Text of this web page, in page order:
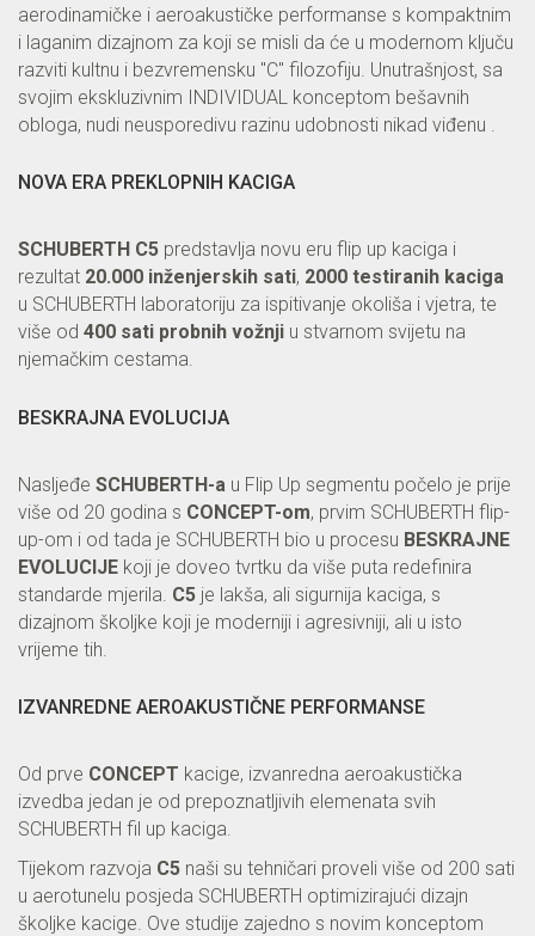
aerodinamičke i aeroakustičke performanse s kompaktnim
i laganim dizajnom za koji se misli da će u modernom ključu
razviti kultnu i bezvremensku "C" filozofiju. Unutrašnjost, sa
svojim ekskluzivnim INDIVIDUAL konceptom bešavnih
obloga, nudi neusporedivu razinu udobnosti nikad viđenu .
NOVA ERA PREKLOPNIH KACIGA
SCHUBERTH C5 predstavlja novu eru flip up kaciga i
rezultat 20.000 inženjerskih sati, 2000 testiranih kaciga
u SCHUBERTH laboratoriju za ispitivanje okoliša i vjetra, te
više od 400 sati probnih vožnji u stvarnom svijetu na
njemačkim cestama.
BESKRAJNA EVOLUCIJA
Nasljeđe SCHUBERTH-a u Flip Up segmentu počelo je prije
više od 20 godina s CONCEPT-om, prvim SCHUBERTH flip-
up-om i od tada je SCHUBERTH bio u procesu BESKRAJNE
EVOLUCIJE koji je doveo tvrtku da više puta redefinira
standarde mjerila. C5 je lakša, ali sigurnija kaciga, s
dizajnom školjke koji je moderniji i agresivniji, ali u isto
vrijeme tih.
IZVANREDNE AEROAKUSTIČNE PERFORMANSE
Od prve CONCEPT kacige, izvanredna aeroakustička
izvedba jedan je od prepoznatljivih elemenata svih
SCHUBERTH fil up kaciga.
Tijekom razvoja C5 naši su tehničari proveli više od 200 sati
u aerotunelu posjeda SCHUBERTH optimizirajući dizajn
školjke kacige. Ove studije zajedno s novim konceptom